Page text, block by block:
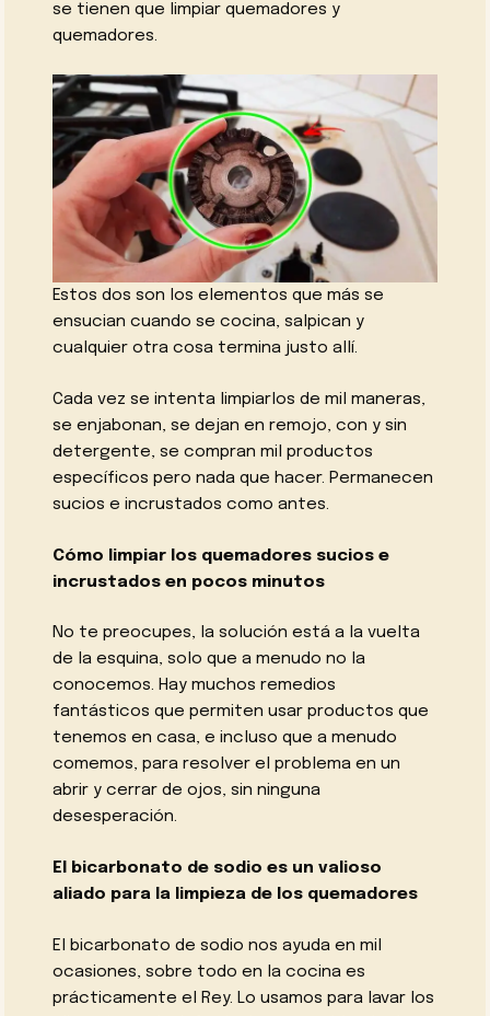
se tienen que limpiar quemadores y
quemadores.
Estos dos son los elementos que más se
ensucian cuando se cocina, salpican y
cualquier otra cosa termina justo allí.
Cada vez se intenta limpiarlos de mil maneras,
se enjabonan, se dejan en remojo, con y sin
detergente, se compran mil productos
específicos pero nada que hacer. Permanecen
sucios e incrustados como antes.
Cómo limpiar los quemadores sucios e
incrustados en pocos minutos
No te preocupes, la solución está a la vuelta
de la esquina, solo que a menudo no la
conocemos. Hay muchos remedios
fantásticos que permiten usar productos que
tenemos en casa, e incluso que a menudo
comemos, para resolver el problema en un
abrir y cerrar de ojos, sin ninguna
desesperación.
El bicarbonato de sodio es un valioso
aliado para la limpieza de los quemadores
El bicarbonato de sodio nos ayuda en mil
ocasiones, sobre todo en la cocina es
prácticamente el Rey. Lo usamos para lavar los